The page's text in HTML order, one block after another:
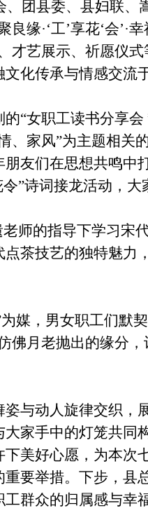
、团县委、县妇联、
良缘·‘工’享花‘会’·
才艺展示、祈愿仪
化传承与情感交流
的“女职工读书分享会
、家风”为主题相关
友们在思想共鸣中
令”诗词接龙活动，大
师的指导下学习宋
点茶技艺的独特魅力 ，
媒， 男女职工们默
佛月老抛出的缘分
姿与动人旋律交织
家手中的灯笼共同
美好心愿，为本次
要举措。 下步 ，县
工群众的归属感与幸